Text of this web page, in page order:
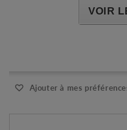
VOIR
Ajouter à mes